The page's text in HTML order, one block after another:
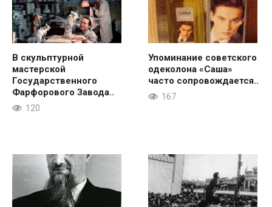
В скульптурной
мастерской
Государственного
Фарфорового Завода..
120
Упоминание советского
одеколона «Саша»
часто сопровождается..
167